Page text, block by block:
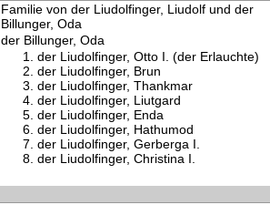
Familie von der Liudolfinger, Liudolf und der
Billunger, Oda
der Billunger, Oda
der Liudolfinger, Otto I. (der Erlauchte)
der Liudolfinger, Brun
der Liudolfinger, Thankmar
der Liudolfinger, Liutgard
der Liudolfinger, Enda
der Liudolfinger, Hathumod
der Liudolfinger, Gerberga I.
der Liudolfinger, Christina I.